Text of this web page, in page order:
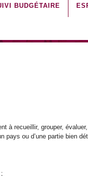
BUDGÉTAIRE
à recueillir, grouper,
pays ou d’une partie bien